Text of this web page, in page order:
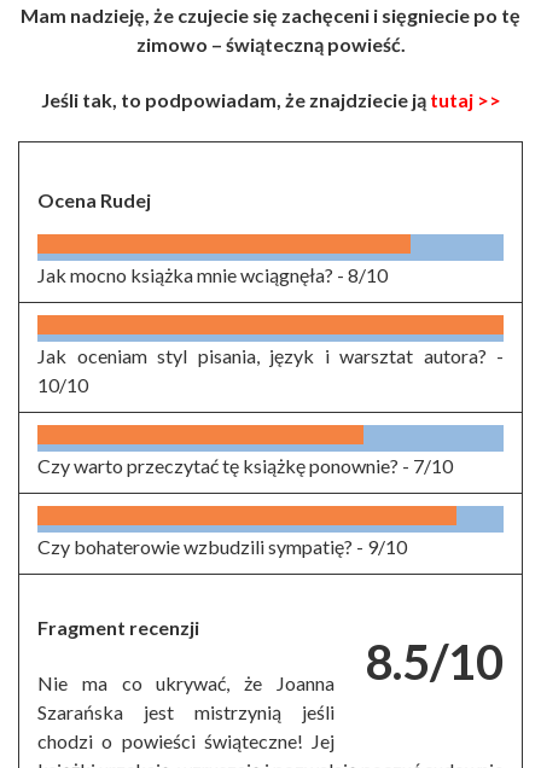
Mam nadzieję, że czujecie się zachęceni i sięgniecie po tę
zimowo – świąteczną powieść.
Jeśli tak, to podpowiadam, że znajdziecie ją tutaj >>
Ocena Rudej
Jak mocno książka mnie wciągnęła? - 8/10
Jak oceniam styl pisania, język i warsztat autora? -
10/10
Czy warto przeczytać tę książkę ponownie? - 7/10
Czy bohaterowie wzbudzili sympatię? - 9/10
8.5/10
Fragment recenzji
Nie ma co ukrywać, że Joanna
Szarańska jest mistrzynią jeśli
chodzi o powieści świąteczne! Jej